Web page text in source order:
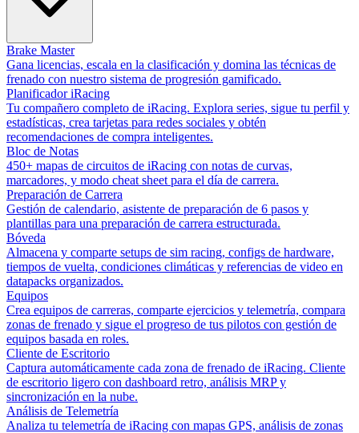
Brake Master
Gana licencias, escala en la clasificación y domina las técnicas de
frenado con nuestro sistema de progresión gamificado.
Planificador iRacing
Tu compañero completo de iRacing. Explora series, sigue tu perfil y
estadísticas, crea tarjetas para redes sociales y obtén
recomendaciones de compra inteligentes.
Bloc de Notas
450+ mapas de circuitos de iRacing con notas de curvas,
marcadores, y modo cheat sheet para el día de carrera.
Preparación de Carrera
Gestión de calendario, asistente de preparación de 6 pasos y
plantillas para una preparación de carrera estructurada.
Bóveda
Almacena y comparte setups de sim racing, configs de hardware,
tiempos de vuelta, condiciones climáticas y referencias de video en
datapacks organizados.
Equipos
Crea equipos de carreras, comparte ejercicios y telemetría, compara
zonas de frenado y sigue el progreso de tus pilotos con gestión de
equipos basada en roles.
Cliente de Escritorio
Captura automáticamente cada zona de frenado de iRacing. Cliente
de escritorio ligero con dashboard retro, análisis MRP y
sincronización en la nube.
Análisis de Telemetría
Analiza tu telemetría de iRacing con mapas GPS, análisis de zonas